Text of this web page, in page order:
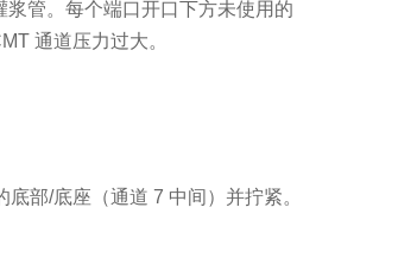
管。每个端口开口下方未使用的
通道压力过大。
部/底座（通道 7 中间）并拧紧。